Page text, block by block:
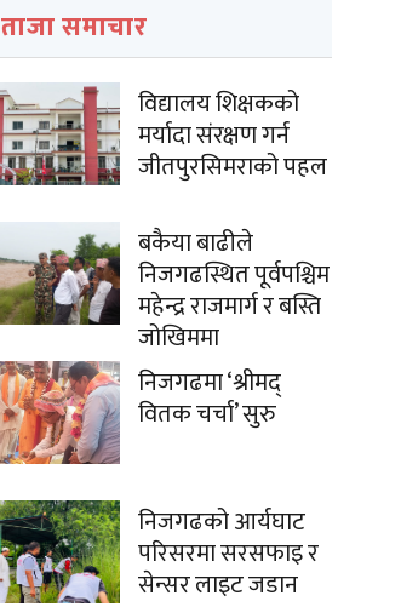
ताजा समाचार
विद्यालय शिक्षकको
मर्यादा संरक्षण गर्न
जीतपुरसिमराको पहल
बकैया बाढीले
निजगढस्थित पूर्वपश्चिम
महेन्द्र राजमार्ग र बस्ति
जोखिममा
निजगढमा ‘श्रीमद्
वितक चर्चा’ सुरु
निजगढको आर्यघाट
परिसरमा सरसफाइ र
सेन्सर लाइट जडान